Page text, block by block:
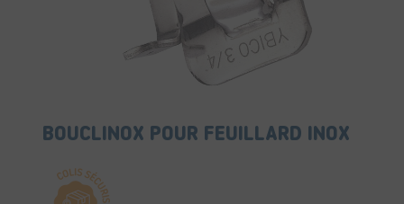
BOUCLINOX POUR FEUILLARD INOX